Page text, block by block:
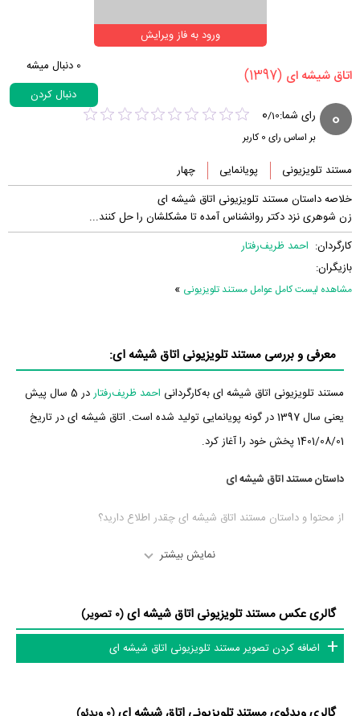
ورود به فاز ویرایش
‏اتاق شیشه ای‏ (1397)
0 دنبال میشه
دنبال کردن
0 رای شما: 0/10
بر اساس رای 0کاربر
مستند تلویزیونی پویانمایی
چهار
خلاصه داستان مستند تلویزیونی اتاق شیشه ای
زن شوهری نزد دکتر روانشناس آمده تا مشکلشان را حل کنند...
کارگردان: احمد ظریف‌رفتار
بازیگران:
مشاهده لیست کامل عوامل مستند تلویزیونی »
معرفی و بررسی مستند تلویزیونی اتاق شیشه ای:
مستند تلویزیونی اتاق شیشه ای به‌کارگردانی احمد ظریف‌رفتار
در 5 سال پیش
یعنی سال 1397 در گونه پویانمایی تولید شده است. اتاق شیشه ای در تاریخ
1401/08/01 پخش خود را آغاز کرد.
داستان مستند اتاق شیشه ای
از محتوا و داستان مستند اتاق شیشه ای چقدر اطلاع دارید؟
در خلاصه داستانی که یا از سوی تیم رسانه‌ای اثر و یا توسط دیگر رسانه‌ها درباره
افتخارات و جوایز مستند اتاق شیشه ای
نمایش بیشتر
گالری عکس مستند تلویزیونی اتاق شیشه ای(0 تصویر)
اضافه کردن تصویر مستند تلویزیونی اتاق شیشه ای